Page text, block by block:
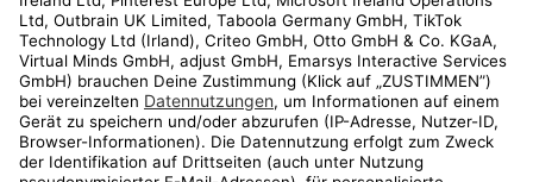
Kundenservice
Shop
Aktionen
Travel